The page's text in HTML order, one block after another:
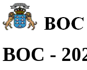
BOC -